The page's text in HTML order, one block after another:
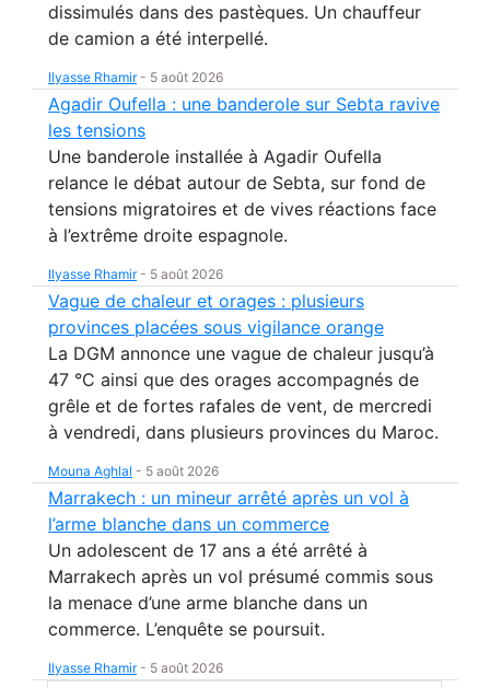
dissimulés dans des pastèques. Un chauffeur
de camion a été interpellé.
Ilyasse Rhamir- 5 août 2026
Agadir Oufella : une banderole sur Sebta ravive
les tensions
Une banderole installée à Agadir Oufella
relance le débat autour de Sebta, sur fond de
tensions migratoires et de vives réactions face
à l’extrême droite espagnole.
Ilyasse Rhamir- 5 août 2026
Vague de chaleur et orages : plusieurs
provinces placées sous vigilance orange
La DGM annonce une vague de chaleur jusqu’à
47 °C ainsi que des orages accompagnés de
grêle et de fortes rafales de vent, de mercredi
à vendredi, dans plusieurs provinces du Maroc.
Mouna Aghlal - 5 août 2026
Marrakech : un mineur arrêté après un vol à
l’arme blanche dans un commerce
Un adolescent de 17 ans a été arrêté à
Marrakech après un vol présumé commis sous
la menace d’une arme blanche dans un
commerce. L’enquête se poursuit.
Ilyasse Rhamir- 5 août 2026